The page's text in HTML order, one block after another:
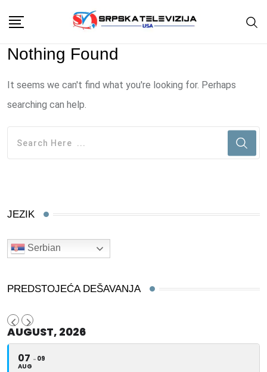
content
Nothing Found
It seems we can't find what you're looking for. Perhaps
searching can help.
JEZIK
Serbian
PREDSTOJEĆA DEŠAVANJA
AUGUST, 2026
07
AUG
09